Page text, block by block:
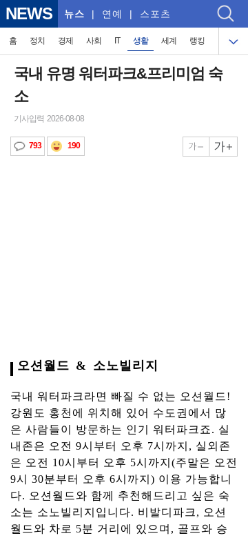
NEWS 뉴스 | 연예 | 스포츠
홈 정치 경제 사회 IT 생활 세계 랭킹
국내 유명 워터파크&프리미엄 숙
소
기사입력 2026-08-08
793 190
오션월드 & 소노빌리지
국내 워터파크라면 빠질 수 없는 오션월드!
강원도 홍천에 위치해 있어 수도권에서 많
은 사람들이 방문하는 인기 워터파크죠. 실
내존은 오전 9시부터 오후 7시까지, 실외존
은 오전 10시부터 오후 5시까지(주말은 오전
9시 30분부터 오후 6시까지) 이용 가능합니
다. 오션월드와 함께 추천해드리고 싶은 숙
소는 소노빌리지입니다. 비발디파크, 오션
월드와 차로 5분 거리에 있으며, 골프와 승